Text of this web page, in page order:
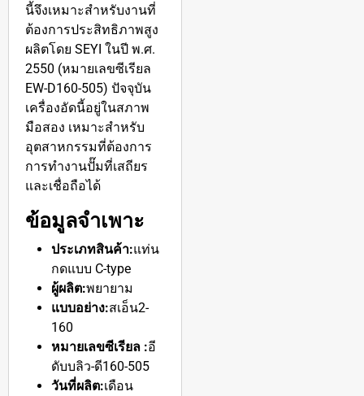
นี้จึงเหมาะสำหรับงานที่
ต้องการประสิทธิภาพสูง
ผลิตโดย SEYI ในปี พ.ศ.
2550 (หมายเลขซีเรียล
EW-D160-505) ปัจจุบัน
เครื่องอัดนี้อยู่ในสภาพ
มือสอง เหมาะสำหรับ
อุตสาหกรรมที่ต้องการ
การทำงานปั๊มที่เสถียร
และเชื่อถือได้
ข้อมูลจำเพาะ
ประเภทสินค้า:แท่น
กดแบบ C-type
ผู้ผลิต:พยายาม
แบบอย่าง:สเอ็น2-
160
หมายเลขซีเรียล :อี
ดับบลิว-ดี160-505
วันที่ผลิต:เดือน